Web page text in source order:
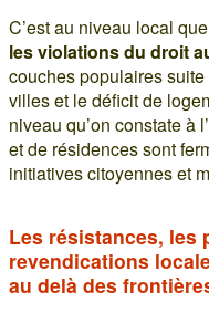
C’est au niveau local
les violations du droit
couches populaires
villes et le déficit de
niveau qu’on constate à
et de résidences sont
initiatives citoyennes et
Les résistances, les
revendications
au delà des